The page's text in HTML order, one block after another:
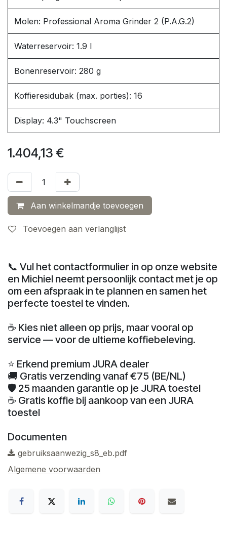
Molen: Professional Aroma Grinder 2 (P.A.G.2)
Waterreservoir: 1.9 l
Bonenreservoir: 280 g
Koffieresidubak (max. porties): 16
Display: 4.3" Touchscreen
1.404,13 €
Aan winkelmandje toevoegen
Toevoegen aan verlanglijst
📞 Vul het contactformulier in op onze website
en Michiel neemt persoonlijk contact met je op
om een afspraak in te plannen en samen het
perfecte toestel te vinden.
☕ Kies niet alleen op prijs, maar vooral op
service — voor de ultieme koffiebeleving.
⭐ Erkend premium JURA dealer
🚚 Gratis verzending vanaf €75 (BE/NL)
🛡️ 25 maanden garantie op je JURA toestel
☕ Gratis koffie bij aankoop van een JURA
toestel
Documenten
gebruiksaanwezig_s8_eb.pdf
Algemene voorwaarden